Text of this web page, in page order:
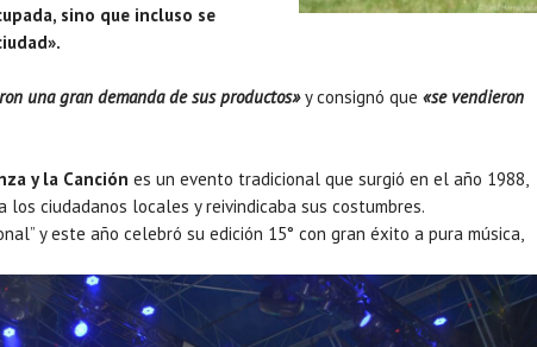
sino que incluso se
una gran demanda de sus productos»y consignó que «se vendieron
y la Canción es un evento tradicional que surgió en el año 1988,
ciudadanos locales y reivindicaba sus costumbres.
y este año celebró su edición 15° con gran éxito a pura música,